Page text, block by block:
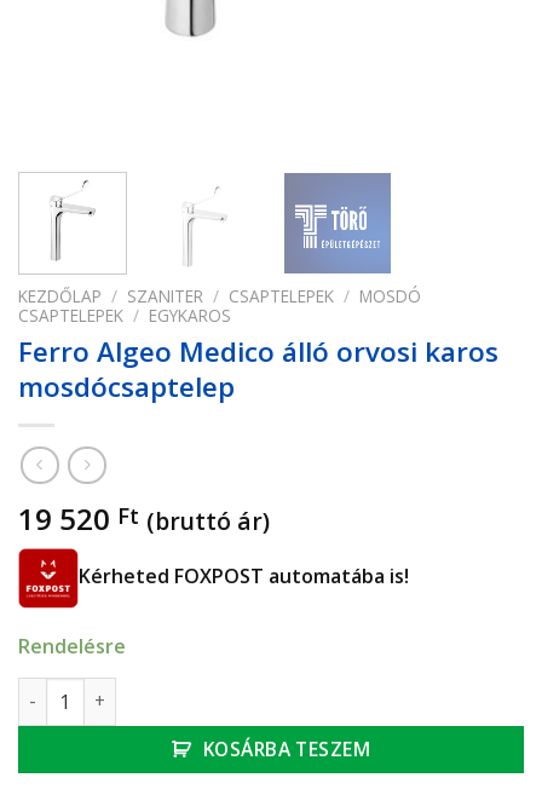
KEZDŐLAP / SZANITER / CSAPTELEPEK / MOSDÓ
CSAPTELEPEK / EGYKAROS
Ferro Algeo Medico álló orvosi karos
mosdócsaptelep
19 520 Ft (bruttó ár)
Kérheted FOXPOST automatába is!
Rendelésre
Ferro Algeo Medico álló orvosi karos mosdócsaptelep
KOSÁRBA TESZEM